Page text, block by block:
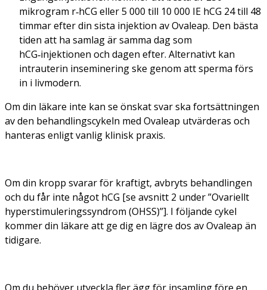
mikrogram r‑hCG eller 5 000 till 10 000 IE hCG 24 till 48
timmar efter din sista injektion av Ovaleap. Den bästa
tiden att ha samlag är samma dag som
hCG‑injektionen och dagen efter. Alternativt kan
intrauterin inseminering ske genom att sperma förs
in i livmodern.
Om din läkare inte kan se önskat svar ska fortsättningen
av den behandlingscykeln med Ovaleap utvärderas och
hanteras enligt vanlig klinisk praxis.
Om din kropp svarar för kraftigt, avbryts behandlingen
och du får inte något hCG [se avsnitt 2 under ”Ovariellt
hyperstimuleringssyndrom (OHSS)”]. I följande cykel
kommer din läkare att ge dig en lägre dos av Ovaleap än
tidigare.